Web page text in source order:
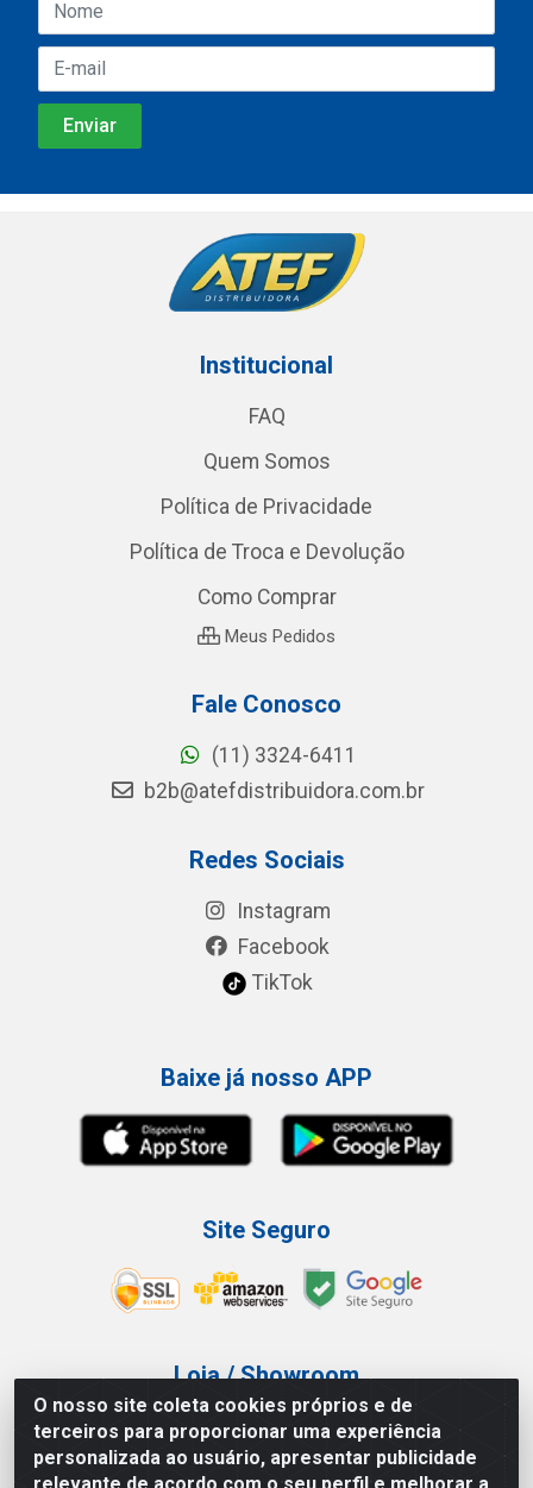
O nosso site coleta cookies próprios e de
terceiros para proporcionar uma experiência
personalizada ao usuário, apresentar publicidade
Institucional
FAQ
Quem Somos
Política de Privacidade
Política de Troca e Devolução
Como Comprar
Meus Pedidos
Fale Conosco
(11) 3324-6411
b2b@atefdistribuidora.com.br
Redes Sociais
Instagram
Facebook
TikTok
Baixe já nosso APP
Site Seguro
Loja / Showroom
Tel.: (11) 3227-0546
Av Vautier, 587/597 - Pari - São Paulo/SP